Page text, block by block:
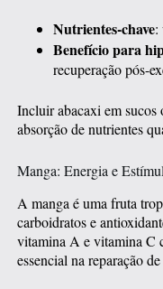
Nutrientes-chave:
Benefício para
recuperação pós-
Incluir abacaxi em sucos
absorção de nutrientes
Manga: Energia e
A manga é uma fruta
carboidratos e
vitamina A e vitamina C
essencial na reparação